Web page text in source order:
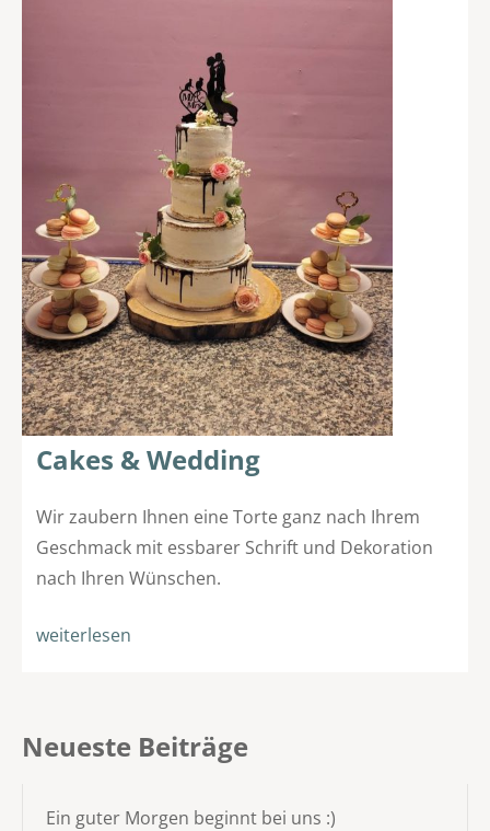
Cakes & Wedding
Wir zaubern Ihnen eine Torte ganz nach Ihrem
Geschmack mit essbarer Schrift und Dekoration
nach Ihren Wünschen.
weiterlesen
Neueste Beiträge
Ein guter Morgen beginnt bei uns :)